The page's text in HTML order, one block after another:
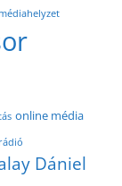
online média
rádió
Dániel